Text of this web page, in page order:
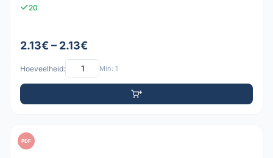
20
2.13€ – 2.13€
Hoeveelheid: Min: 1
PDF